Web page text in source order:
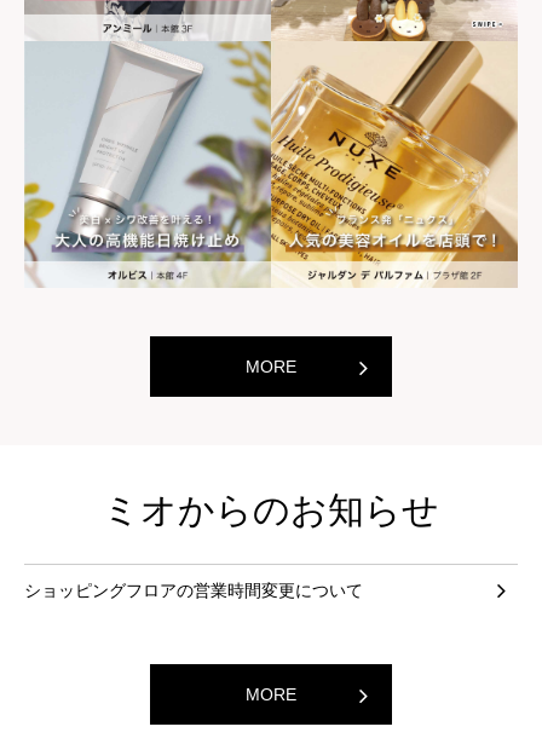
世界の山ちゃん 世界の山ちゃん
[居酒屋]
MORE
ミオからのお知らせ
ショッピングフロアの営業時間変更について
MORE